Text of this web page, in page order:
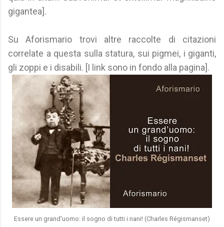
gigantea].
Su Aforismario trovi altre raccolte di citazioni
correlate a questa sulla statura, sui pigmei, i giganti,
gli zoppi e i disabili. [I link sono in fondo alla pagina].
Essere un grand'uomo: il sogno di tutti i nani! (Charles Régismanset)